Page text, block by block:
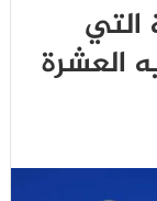
التي
العشرة